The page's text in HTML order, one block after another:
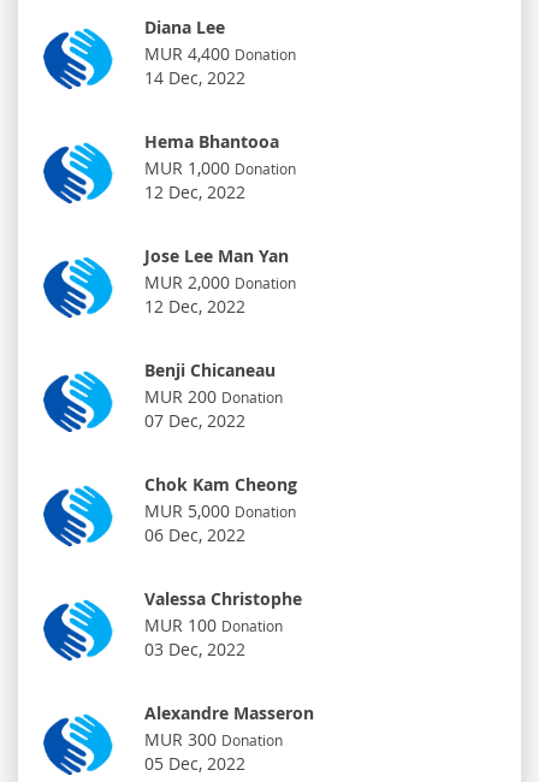
Diana Lee
MUR 4,400 Donation
14 Dec, 2022
Hema Bhantooa
MUR 1,000 Donation
12 Dec, 2022
Jose Lee Man Yan
MUR 2,000 Donation
12 Dec, 2022
Benji Chicaneau
MUR 200 Donation
07 Dec, 2022
Chok Kam Cheong
MUR 5,000 Donation
06 Dec, 2022
Valessa Christophe
MUR 100 Donation
03 Dec, 2022
Alexandre Masseron
MUR 300 Donation
05 Dec, 2022